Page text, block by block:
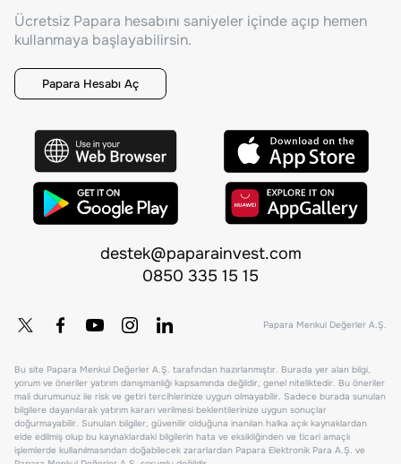
Ücretsiz Papara hesabını saniyeler içinde açıp hemen
kullanmaya başlayabilirsin.
Papara Hesabı Aç
destek@paparainvest.com
0850 335 15 15
Papara Menkul Değerler A.Ş.
Bu site Papara Menkul Değerler A.Ş. tarafından hazırlanmıştır. Burada yer alan bilgi,
yorum ve öneriler yatırım danışmanlığı kapsamında değildir, genel niteliktedir. Bu öneriler
mali durumunuz ile risk ve getiri tercihlerinize uygun olmayabilir. Sadece burada sunulan
bilgilere dayanılarak yatırım kararı verilmesi beklentilerinize uygun sonuçlar
doğurmayabilir. Sunulan bilgiler, güvenilir olduğuna inanılan halka açık kaynaklardan
elde edilmiş olup bu kaynaklardaki bilgilerin hata ve eksikliğinden ve ticari amaçlı
işlemlerde kullanılmasından doğabilecek zararlardan Papara Elektronik Para A.Ş. ve